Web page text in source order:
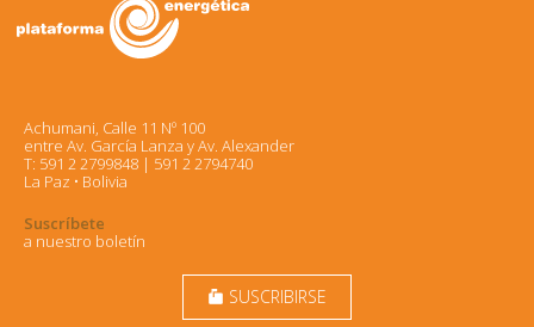
Achumani, Calle 11 Nº 100
entre Av. García Lanza y Av. Alexander
T: 591 2 2799848 | 591 2 2794740
La Paz • Bolivia
Suscríbete
a nuestro boletín
markunread_mailbox SUSCRIBIRSE